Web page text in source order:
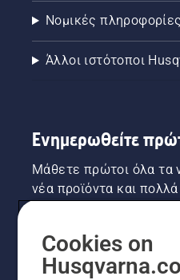
Νομικές
Άλλοι ιστότοποι
Ενημερωθείτε
Μάθετε πρώτοι όλα τα
νέα προϊόντα και
ΕΓΓΡΑΦΉ ΣΤΟ
Cookies on